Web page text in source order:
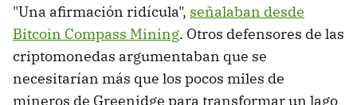
"Una afirmación ridícula", señalaban desde
Bitcoin Compass Mining. Otros defensores de las
criptomonedas argumentaban que se
necesitarían más que los pocos miles de
mineros de Greenidge para transformar un lago